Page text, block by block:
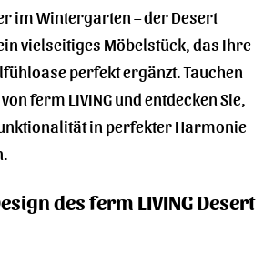
im Wintergarten – der Desert
vielseitiges Möbelstück, das Ihre
perfekt ergänzt. Tauchen
ferm LIVING und entdecken Sie,
in perfekter Harmonie
des ferm LIVING Desert